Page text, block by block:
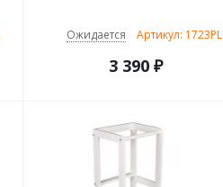
Ожидается Артикул: 1723PL
3 390₽